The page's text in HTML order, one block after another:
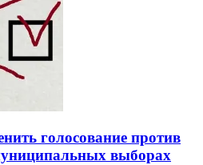
голосование против
выборах